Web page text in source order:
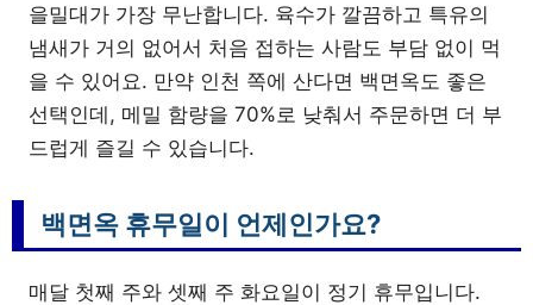
을밀대가 가장 무난합니다. 육수가 깔끔하고 특유의
냄새가 거의 없어서 처음 접하는 사람도 부담 없이 먹
을 수 있어요. 만약 인천 쪽에 산다면 백면옥도 좋은
선택인데, 메밀 함량을 70%로 낮춰서 주문하면 더 부
드럽게 즐길 수 있습니다.
백면옥 휴무일이 언제인가요?
매달 첫째 주와 셋째 주 화요일이 정기 휴무입니다.